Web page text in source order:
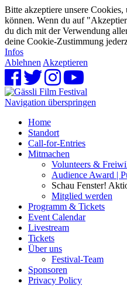
Bitte akzeptiere unsere
können. Wenn du auf
du dich mit der Verwendung
deine Cookie-Zustimmung
Infos
Ablehnen Akzeptieren
Navigation überspringen
Home
Standort
Call-for-Entries
Mitmachen
Volunteers &
Audience Award |
Schau Fenster!
Mitglied werden
Programm & Tickets
Event Calendar
Livestream
Tickets
Über uns
Festival-Team
Sponsoren
Privacy Policy